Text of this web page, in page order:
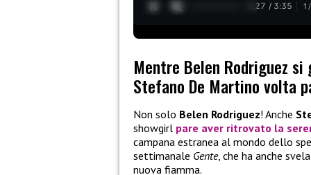
0:28 / 3:35 1 /
Mentre Belen Rodriguez
Stefano De Martino volta
Non solo Belen Rodriguez! Anche
showgirl pare aver ritrovato la
campana estranea al mondo dello
settimanale Gente, che ha anche
nuova fiamma.